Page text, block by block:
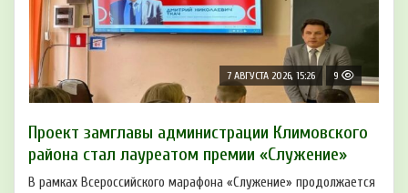
7 АВГУСТА 2026, 15:26 9
Проект замглавы администрации Климовского
района стал лауреатом премии «Служение»
В рамках Всероссийского марафона «Служение» продолжается